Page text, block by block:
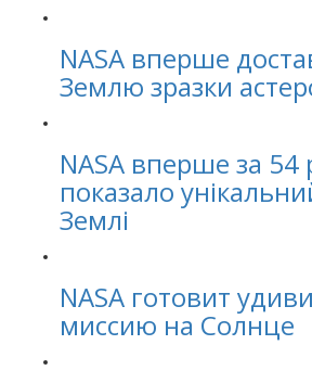
NASA вперше
Землю зразки
NASA вперше за 54
показало
Землі
NASA готовит
миссию на Солнце